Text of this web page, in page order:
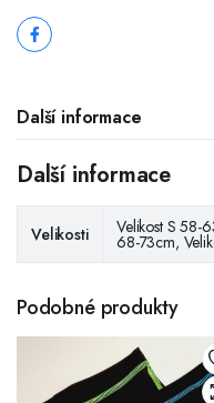
Další informace
Další informace
Velikosti Velikost S 58-
68-73cm,
Podobné produkty